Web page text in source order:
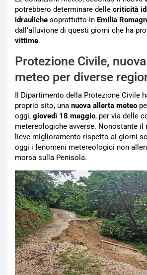
potrebbero determinare delle criticità
idrauliche soprattutto in Emilia
dall’alluvione di questi giorni che ha
vittime.
Protezione Civile,
meteo per diverse
Il Dipartimento della Protezione Civile
proprio sito, una nuova allerta meteo
oggi, giovedì 18 maggio, per via delle
metereologiche avverse. Nonostante il
lieve miglioramento rispetto ai giorni
oggi i fenomeni metereologici non
morsa sulla Penisola.